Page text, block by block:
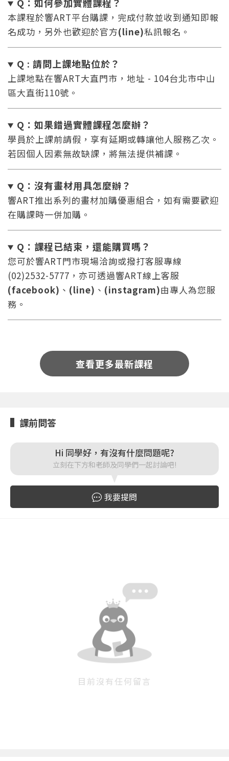
或
登入
忘記密碼
或
註冊
按下註冊即代表你同意我們的使用者條款
策。
您將收到一封Email，請依照信件中的指示重新登
入。
系統偵測到您的帳號重複登入，
點擊下方「確定」將前一位使用者強制登出。
本課程於響ART平台購課，完成付款並收到通知即報
名成功，另外也歡迎於官方(line)私訊報名。
Q : 請問上課地點位於？
上課地點在響ART大直門市，地址 - 104台北市中山
區大直街110號。
Q：如果錯過實體課程怎麼辦？
學員於上課前請假，享有延期或轉讓他人服務乙次。
若因個人因素無故缺課，將無法提供補課。
Q：沒有畫材用具怎麼辦？
響ART推出系列的畫材加購優惠組合，如有需要歡迎
在購課時一併加購。
Q：課程已結束，還能購買嗎？
您可於響ART門市現場洽詢或撥打客服專線
(02)2532-5777，亦可透過響ART線上客服
(facebook) 、 (line) 、 (instagram)由專人為您服
務。
查看更多最新課程
課前問答
Hi 同學好，有沒有什麼問題呢?
立刻在下方和老師及同學們一起討論吧!
我要提問
目前沒有任何留言